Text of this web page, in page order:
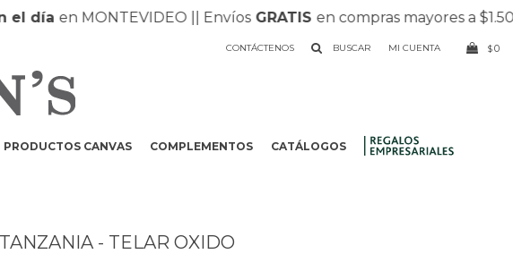
díaen MONTEVIDEO || EnvíosGRATISen compras mayores a $1.500 ||
PRODUCTOS CANVAS COMPLEMENTOS CATÁLOGOS
CONTÁCTENOS $0
- TELAR OXIDO